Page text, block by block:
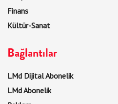
Finans
Kültür-Sanat
Bağlantılar
LMd Dijital Abonelik
LMd Abonelik